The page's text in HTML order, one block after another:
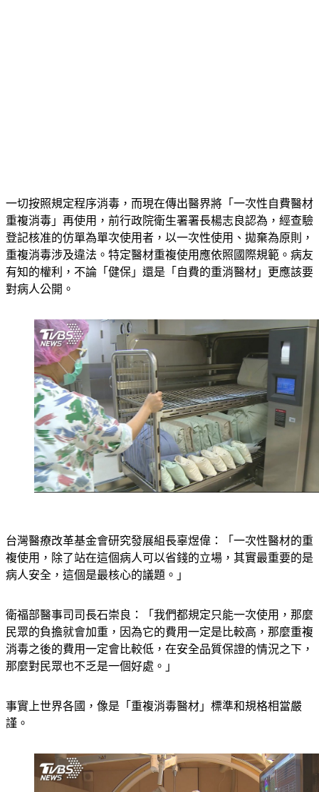
一切按照規定程序消毒，而現在傳出醫界將「一次性自費醫材
重複消毒」再使用，前行政院衛生署署長楊志良認為，經查驗
登記核准的仿單為單次使用者，以一次性使用、拋棄為原則，
重複消毒涉及違法。特定醫材重複使用應依照國際規範。病友
有知的權利，不論「健保」還是「自費的重消醫材」更應該要
對病人公開。
台灣醫療改革基金會研究發展組長辜煜偉：「一次性醫材的重
複使用，除了站在這個病人可以省錢的立場，其實最重要的是
病人安全，這個是最核心的議題。」
衛福部醫事司司長石崇良：「我們都規定只能一次使用，那麼
民眾的負擔就會加重，因為它的費用一定是比較高，那麼重複
消毒之後的費用一定會比較低，在安全品質保證的情況之下，
那麼對民眾也不乏是一個好處。」
事實上世界各國，像是「重複消毒醫材」標準和規格相當嚴
謹。